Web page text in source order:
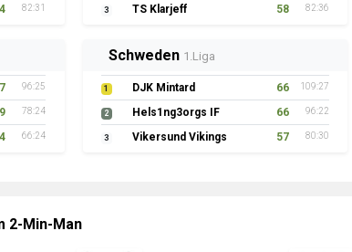
82:31 3 TS Klarjeff 58 82:36
96:25
78:24
66:24
Schweden 1.Liga
1 DJK Mintard 66 109:27
2 Hels1ng3orgs IF 66 96:22
3 Vikersund Vikings 57 80:30
2-Min-Man